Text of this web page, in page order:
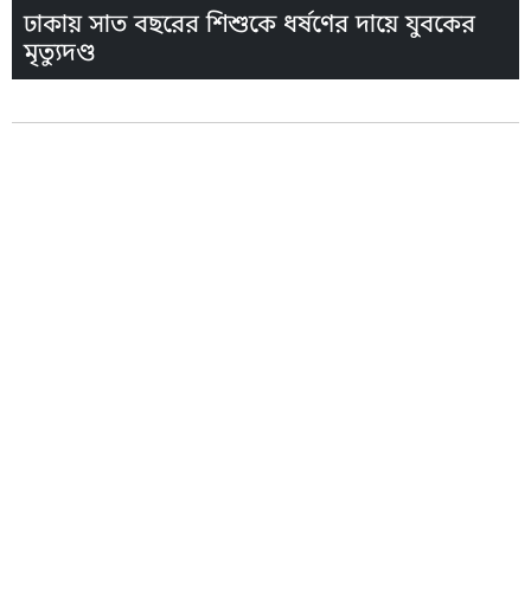
ঢাকায় সাত বছরের শিশুকে ধর্ষণের দায়ে যুবকের
মৃত্যুদণ্ড